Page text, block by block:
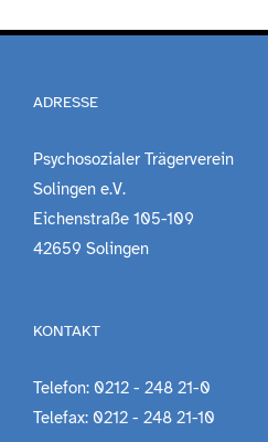
ADRESSE
Psychosozialer Trägerverein
Solingen e.V.
Eichenstraße 105-109
42659 Solingen
KONTAKT
Telefon: 0212 - 248 21-0
Telefax: 0212 - 248 21-10